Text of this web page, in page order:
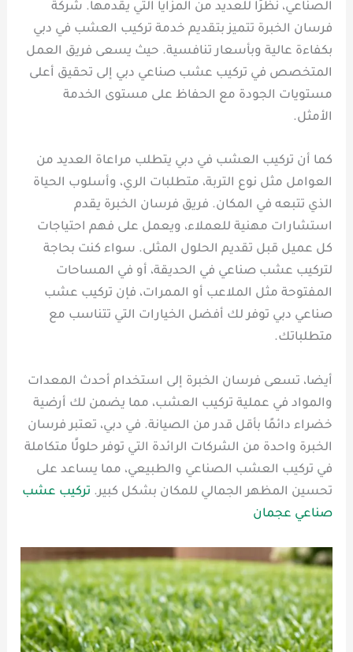
الصناعي، نظرًا للعديد من المزايا التي يقدمها. شركة
فرسان الخبرة تتميز بتقديم خدمة تركيب العشب في دبي
بكفاءة عالية وبأسعار تنافسية. حيث يسعى فريق العمل
المتخصص في تركيب عشب صناعي دبي إلى تحقيق أعلى
مستويات الجودة مع الحفاظ على مستوى الخدمة
الأمثل.
كما أن تركيب العشب في دبي يتطلب مراعاة العديد من
العوامل مثل نوع التربة، متطلبات الري، وأسلوب الحياة
الذي تتبعه في المكان. فريق فرسان الخبرة يقدم
استشارات مهنية للعملاء، ويعمل على فهم احتياجات
كل عميل قبل تقديم الحلول المثلى. سواء كنت بحاجة
لتركيب عشب صناعي في الحديقة، أو في المساحات
المفتوحة مثل الملاعب أو الممرات، فإن تركيب عشب
صناعي دبي توفر لك أفضل الخيارات التي تتناسب مع
متطلباتك.
أيضا، تسعى فرسان الخبرة إلى استخدام أحدث المعدات
والمواد في عملية تركيب العشب، مما يضمن لك أرضية
خضراء دائمًا بأقل قدر من الصيانة. في دبي، تعتبر فرسان
الخبرة واحدة من الشركات الرائدة التي توفر حلولًا متكاملة
في تركيب العشب الصناعي والطبيعي، مما يساعد على
تحسين المظهر الجمالي للمكان بشكل كبير. تركيب عشب
صناعي عجمان